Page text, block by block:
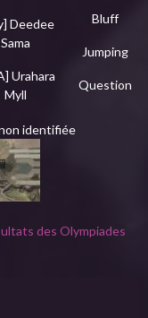
Deedee
Sama
Urahara
Myll
Bluff
Jumping
Question
identifiée
des Olympiades